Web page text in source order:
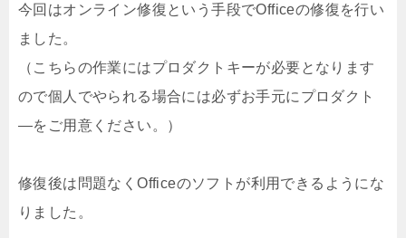
今回はオンライン修復という手段でOfficeの修復を行い
ました。
（こちらの作業にはプロダクトキーが必要となります
ので個人でやられる場合には必ずお手元にプロダクト
―をご用意ください。）
修復後は問題なくOfficeのソフトが利用できるようにな
りました。